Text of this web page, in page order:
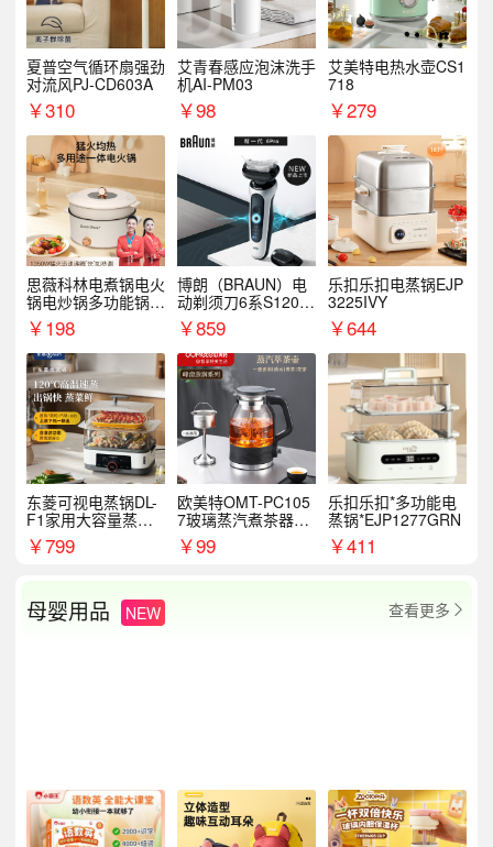
夏普空气循环扇强劲
对流风PJ-CD603A
￥310
艾青春感应泡沫洗手
机AI-PM03
￥98
艾美特电热水壶CS1
718
￥279
思薇科林电煮锅电火
锅电炒锅多功能锅电
热锅泡面小电锅
￥198
博朗（BRAUN）电
动剃须刀6系S1200
S￥859
乐扣乐扣电蒸锅EJP
3225IVY
￥644
东菱可视电蒸锅DL-
F1家用大容量蒸炖
锅
￥799
欧美特OMT-PC105
7玻璃蒸汽煮茶器黑
茶泡茶具茶壶花茶壶
￥99
乐扣乐扣*多功能电
蒸锅*EJP1277GRN
￥411
母婴用品 NEW 查看更多 